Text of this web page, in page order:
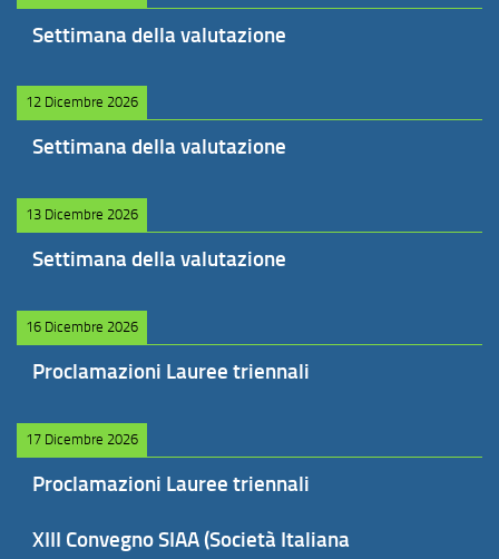
Settimana della valutazione
12 Dicembre 2026
Settimana della valutazione
13 Dicembre 2026
Settimana della valutazione
16 Dicembre 2026
Proclamazioni Lauree triennali
17 Dicembre 2026
Proclamazioni Lauree triennali
XIII Convegno SIAA (Società Italiana